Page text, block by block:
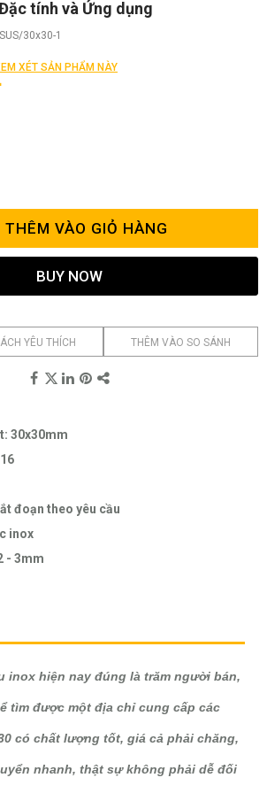
tính và Ứng dụng
30x30-1
XÉT SẢN PHẨM NÀY
THÊM VÀO GIỎ HÀNG
BUY NOW
YÊU THÍCH THÊM VÀO SO SÁNH
30x30mm
đoạn theo yêu cầu
inox
- 3mm
inox hiện nay đúng là trăm người bán,
tìm được một địa chỉ cung cấp các
có chất lượng tốt, giá cả phải chăng,
nhanh, thật sự không phải dễ đối